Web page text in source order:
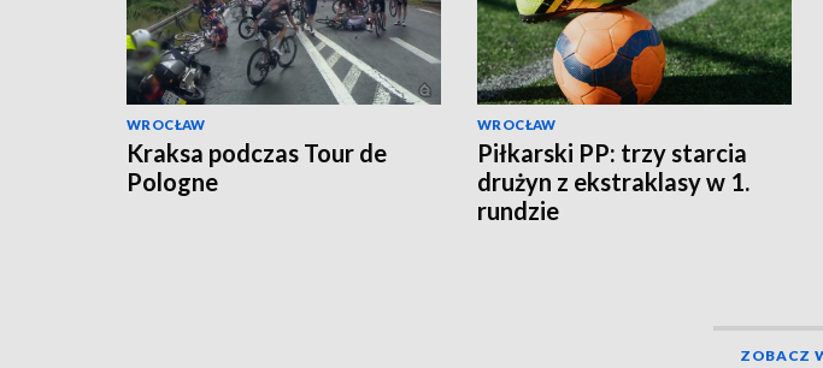
WROCŁAW
Kraksa podczas Tour de
Pologne
WROCŁAW
Piłkarski PP: trzy starcia
drużyn z ekstraklasy w 1.
rundzie
ZOBACZ